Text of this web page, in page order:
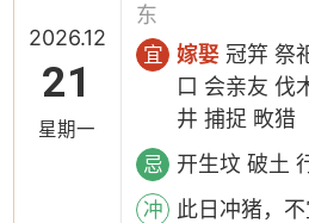
2026.12
21
星期一
东
宜 嫁娶 冠笄 祭
口 会亲友 伐
井 捕捉 畋猎
忌 开生坟 破土
冲 此日冲猪，